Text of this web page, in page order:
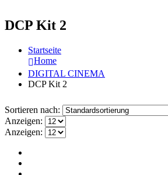
DCP Kit 2
Startseite
Home
DIGITAL CINEMA
DCP Kit 2
Sortieren nach:
Anzeigen:
Anzeigen: